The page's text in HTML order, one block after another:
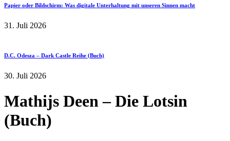
Papier oder Bildschirm: Was digitale Unterhaltung mit unseren Sinnen macht
31. Juli 2026
D.C. Odesza – Dark Castle Reihe (Buch)
30. Juli 2026
Mathijs Deen – Die Lotsin
(Buch)